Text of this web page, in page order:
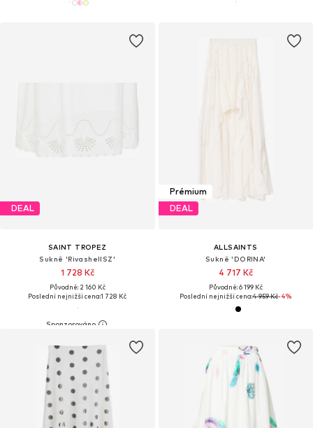
DEAL
SAINT TROPEZ
Sukně 'RivashellSZ'
1 728 Kč
Původně: 2 160 Kč
Poslední nejnižší cena:1 728 Kč
Prémium
DEAL
ALLSAINTS
Sukně 'DORINA'
4 717 Kč
Původně: 6 199 Kč
Poslední nejnižší cena:4 959 Kč-4%